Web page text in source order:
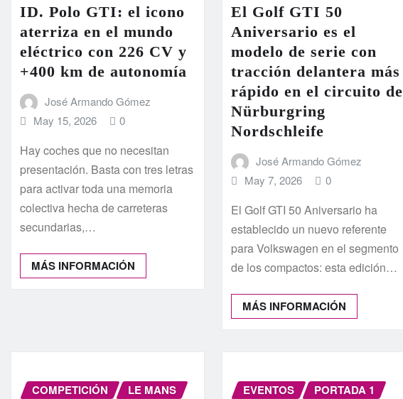
ID. Polo GTI: el icono
aterriza en el mundo
eléctrico con 226 CV y
+400 km de autonomía
José Armando Gómez
May 15, 2026
0
Hay coches que no necesitan
presentación. Basta con tres letras
para activar toda una memoria
colectiva hecha de carreteras
secundarias,…
MÁS INFORMACIÓN
El Golf GTI 50
Aniversario es el
modelo de serie con
tracción delantera más
rápido en el circuito de
Nürburgring
Nordschleife
José Armando Gómez
May 7, 2026
0
El Golf GTI 50 Aniversario ha
establecido un nuevo referente
para Volkswagen en el segmento
de los compactos: esta edición…
MÁS INFORMACIÓN
COMPETICIÓN
LE MANS
EVENTOS PORTADA 1